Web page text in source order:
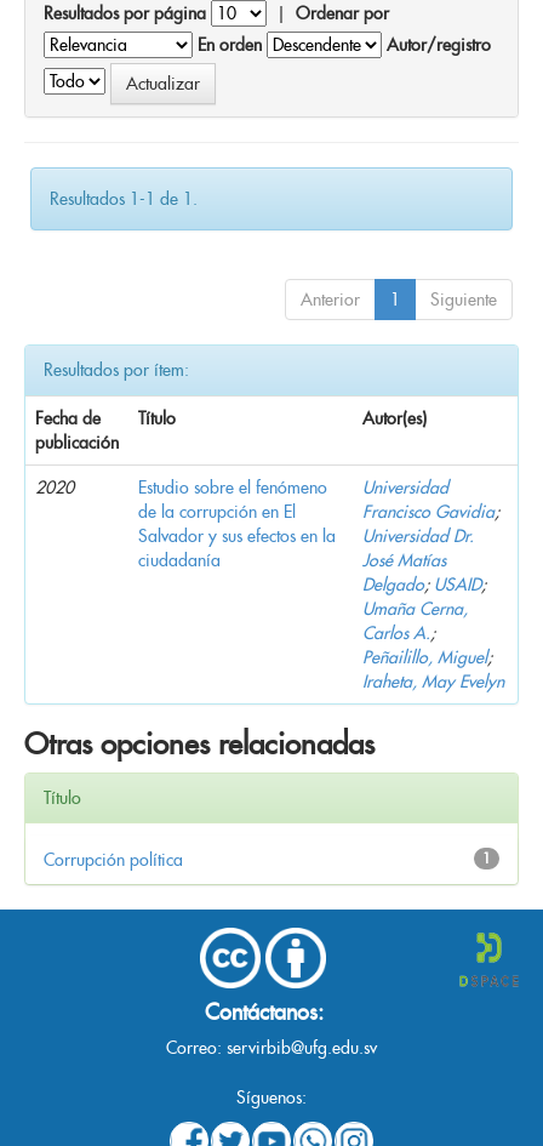
Resultados por página | Ordenar por
En orden
Autor/registro
Resultados 1-1 de 1.
Anterior 1 Siguiente
Resultados por ítem:
Fecha de
publicación
Título Autor(es)
2020
Estudio sobre el fenómeno
de la corrupción en El
Salvador y sus efectos en la
ciudadanía
Universidad
Francisco Gavidia;
Universidad Dr.
José Matías
Delgado; USAID;
Umaña Cerna,
Carlos A.;
Peñailillo, Miguel;
Iraheta, May Evelyn
Otras opciones relacionadas
Título
1
Corrupción política
Contáctanos:
Correo: servirbib@ufg.edu.sv
Síguenos: